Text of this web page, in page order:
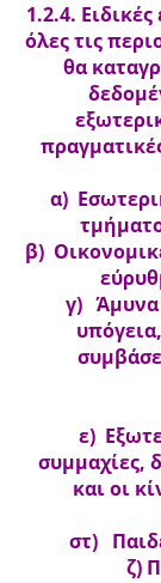
1.2.4.
όλες τις
θα
α)
β)
γ) Άμυνα
ε)
συμμαχίες,
και οι
στ)
ζ)